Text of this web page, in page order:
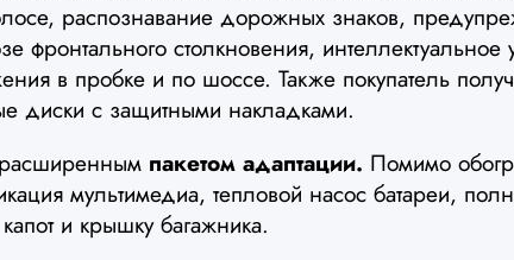
распознавание дорожных знаков,
фронтального столкновения, интеллектуальное
в пробке и по шоссе. Также покупатель
диски с защитными накладками.
пакетом адаптации. Помимо
мультимедиа, тепловой насос батареи,
и крышку багажника.